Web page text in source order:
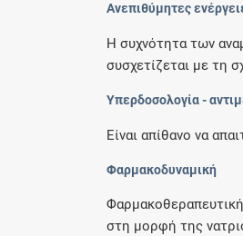
Ανεπιθύμητες
Η συχνότητα των
συσχετίζεται με τη
Υπερδοσολογία -
Είναι απίθανο να
Φαρμακοδυναμική
στη μορφή της